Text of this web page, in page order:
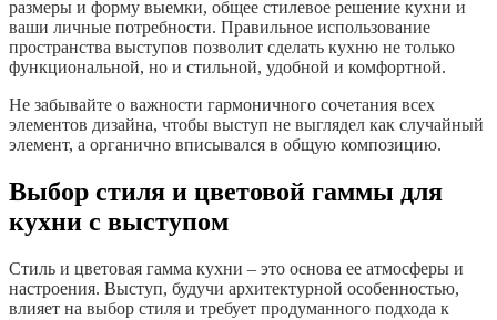
размеры и форму выемки, общее стилевое решение кухни и
ваши личные потребности. Правильное использование
пространства выступов позволит сделать кухню не только
функциональной, но и стильной, удобной и комфортной.
Не забывайте о важности гармоничного сочетания всех
элементов дизайна, чтобы выступ не выглядел как случайный
элемент, а органично вписывался в общую композицию.
Выбор стиля и цветовой гаммы для
кухни с выступом
Стиль и цветовая гамма кухни – это основа ее атмосферы и
настроения. Выступ, будучи архитектурной особенностью,
влияет на выбор стиля и требует продуманного подхода к